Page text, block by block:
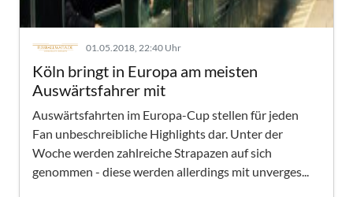
01.05.2018, 22:40 Uhr
Köln bringt in Europa am meisten
Auswärtsfahrer mit
Auswärtsfahrten im Europa-Cup stellen für jeden
Fan unbeschreibliche Highlights dar. Unter der
Woche werden zahlreiche Strapazen auf sich
genommen - diese werden allerdings mit unverges...